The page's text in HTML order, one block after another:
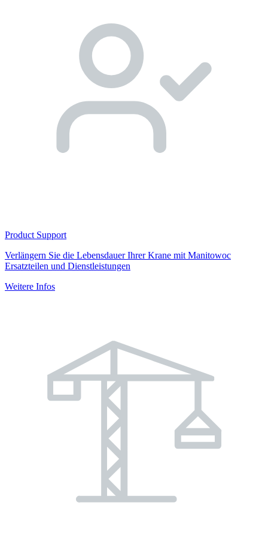
Product Support
Verlängern Sie die Lebensdauer Ihrer Krane mit Manitowoc
Ersatzteilen und Dienstleistungen
Weitere Infos